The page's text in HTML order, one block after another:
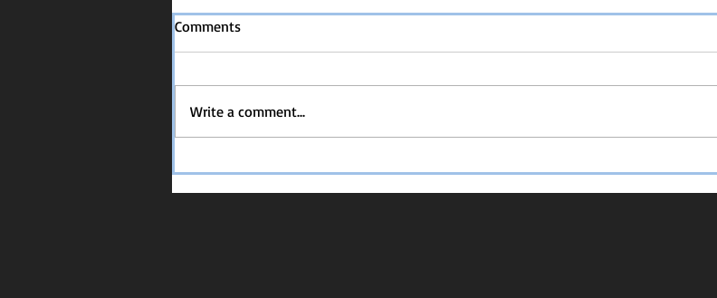
Comments
Write a comment...